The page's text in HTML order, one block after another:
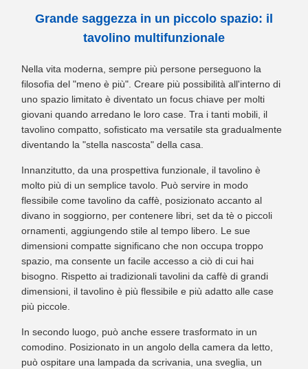
Grande saggezza in un piccolo spazio: il
tavolino multifunzionale
Nella vita moderna, sempre più persone perseguono la
filosofia del "meno è più". Creare più possibilità all'interno di
uno spazio limitato è diventato un focus chiave per molti
giovani quando arredano le loro case. Tra i tanti mobili, il
tavolino compatto, sofisticato ma versatile sta gradualmente
diventando la "stella nascosta" della casa.
Innanzitutto, da una prospettiva funzionale, il tavolino è
molto più di un semplice tavolo. Può servire in modo
flessibile come tavolino da caffè, posizionato accanto al
divano in soggiorno, per contenere libri, set da tè o piccoli
ornamenti, aggiungendo stile al tempo libero. Le sue
dimensioni compatte significano che non occupa troppo
spazio, ma consente un facile accesso a ciò di cui hai
bisogno. Rispetto ai tradizionali tavolini da caffè di grandi
dimensioni, il tavolino è più flessibile e più adatto alle case
più piccole.
In secondo luogo, può anche essere trasformato in un
comodino. Posizionato in un angolo della camera da letto,
può ospitare una lampada da scrivania, una sveglia, un